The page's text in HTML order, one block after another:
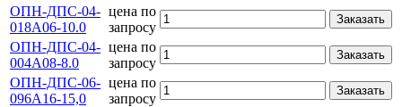
ОПН-ДПС-04-
018А06-10.0
цена по
запросу
Заказать
ОПН-ДПС-04-
004А08-8.0
цена по
запросу
Заказать
ОПН-ДПС-06-
096А16-15,0
цена по
запросу
Заказать